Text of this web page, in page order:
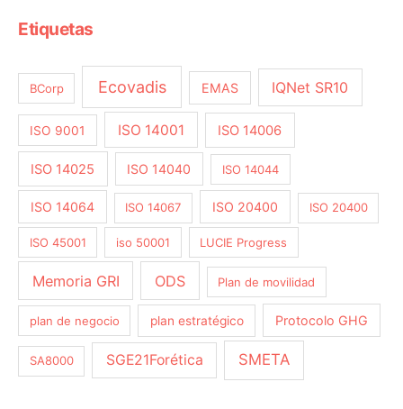
Etiquetas
BCorp Ecovadis EMAS IQNet SR10
ISO 9001 ISO 14001 ISO 14006
ISO 14025 ISO 14040 ISO 14044
ISO 14064 ISO 14067 ISO 20400 ISO 20400
ISO 45001 iso 50001 LUCIE Progress
Memoria GRI ODS Plan de movilidad
plan de negocio plan estratégico Protocolo GHG
SA8000 SGE21Forética SMETA